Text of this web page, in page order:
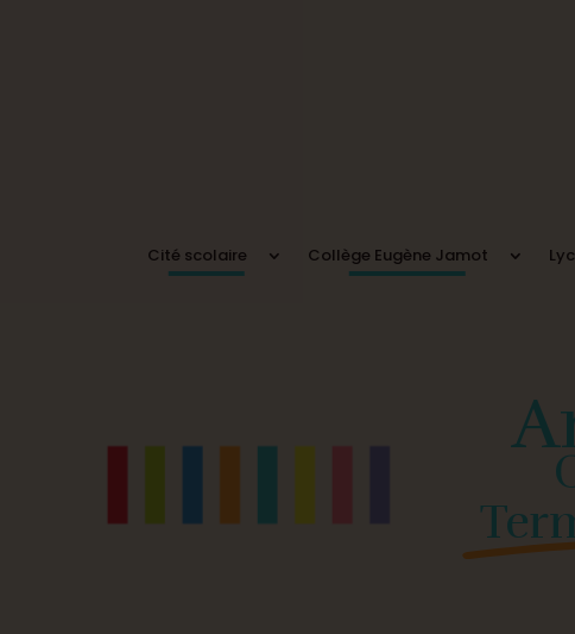
Cité scolaire Collège Eugène Jamot